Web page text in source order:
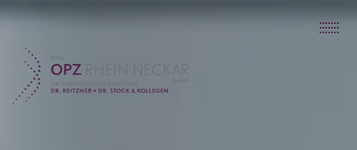
UNSER ZENTRUM
DIAGNOSTISCHE MÖGLICHKEITEN